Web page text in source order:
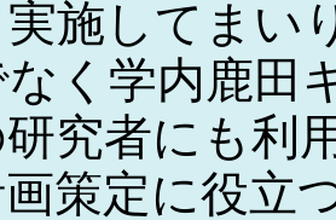
実施してま
く学内鹿田
究者にも利
策定に役立